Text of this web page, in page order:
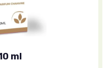
ml